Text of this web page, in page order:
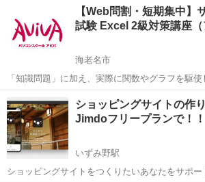
ザインの経験はないけど、大切な作品やビジネ
らこ...
いずみ野駅 パソコン
【Web問割・短期集中】
試験 Excel 2級対策講座
海老名市
「知識問題」に加え、実際に関数やグラフを駆
「実技問題」を解くことで、実践的な能力を証
級対策講座です。
エクセル
ショッピングサイトの作
Jimdoフリープランで！！
いずみ野駅
ショッピングサイトをつくりたいあなたをサポートしま